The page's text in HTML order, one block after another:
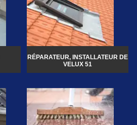
RÉPARATEUR, INSTALLATEUR DE
VELUX 51